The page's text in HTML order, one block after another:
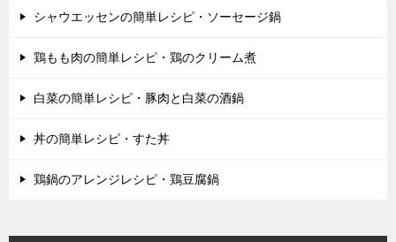
シャウエッセンの簡単レシピ・ソーセージ鍋
鶏もも肉の簡単レシピ・鶏のクリーム煮
白菜の簡単レシピ・豚肉と白菜の酒鍋
丼の簡単レシピ・すた丼
鶏鍋のアレンジレシピ・鶏豆腐鍋